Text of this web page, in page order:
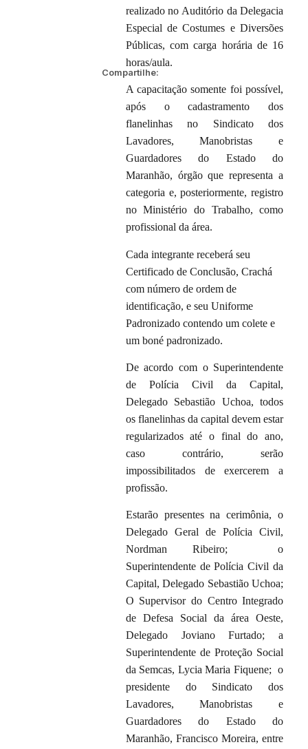
Compartilhe:
realizado no Auditório da Delegacia
Especial de Costumes e Diversões
Públicas, com carga horária de 16
horas/aula.
A capacitação somente foi possível,
após o cadastramento dos
flanelinhas no Sindicato dos
Lavadores, Manobristas e
Guardadores do Estado do
Maranhão, órgão que representa a
categoria e, posteriormente, registro
no Ministério do Trabalho, como
profissional da área.
Cada integrante receberá seu
Certificado de Conclusão, Crachá
com número de ordem de
identificação, e seu Uniforme
Padronizado contendo um colete e
um boné padronizado.
De acordo com o Superintendente
de Polícia Civil da Capital,
Delegado Sebastião Uchoa, todos
os flanelinhas da capital devem estar
regularizados até o final do ano,
caso contrário, serão
impossibilitados de exercerem a
profissão.
Estarão presentes na cerimônia, o
Delegado Geral de Polícia Civil,
Nordman Ribeiro; o
Superintendente de Polícia Civil da
Capital, Delegado Sebastião Uchoa;
O Supervisor do Centro Integrado
de Defesa Social da área Oeste,
Delegado Joviano Furtado; a
Superintendente de Proteção Social
da Semcas, Lycia Maria Fiquene; o
presidente do Sindicato dos
Lavadores, Manobristas e
Guardadores do Estado do
Maranhão, Francisco Moreira, entre